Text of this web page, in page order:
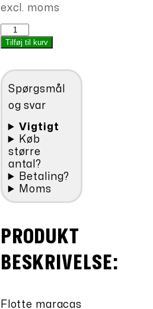
kr.39,00.
er:
excl. moms
Maracas
(æg),
antal
Tilføj til kurv
Spørgsmål
og svar
Vigtigt
Køb
større
antal?
Betaling?
Moms
PRODUKT
BESKRIVELSE:
Flotte maracas